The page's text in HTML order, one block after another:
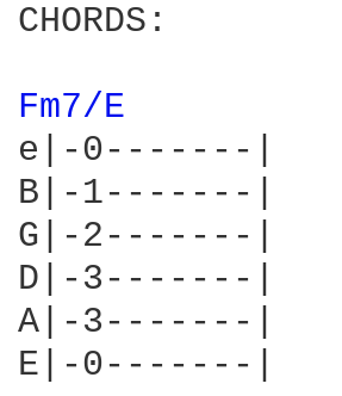
CHORDS:
Fm7/E
e|-0-------|
B|-1-------|
G|-2-------|
D|-3-------|
A|-3-------|
E|-0-------|